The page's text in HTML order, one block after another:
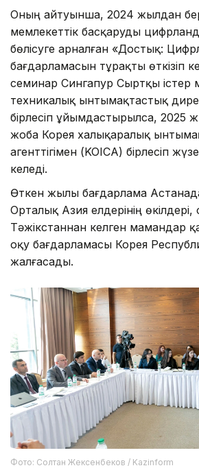
Оның айтуынша, 2024 жылдан
мемлекеттік басқаруды
бөлісуге арналған «Достық:
бағдарламасын тұрақты өткізіп
семинар Сингапур Сыртқы істер
техникалық ынтымақтастық
бірлесіп ұйымдастырылса, 2025
жоба Корея халықаралық
агенттігімен (KOICA) бірлесіп
келеді.
Өткен жылы бағдарлама
Орталық Азия елдерінің өкілдері,
Тәжікстаннан келген мамандар
оқу бағдарламасы Корея
жалғасады.
Фото: Солтан Жексенбеков / Kazinform